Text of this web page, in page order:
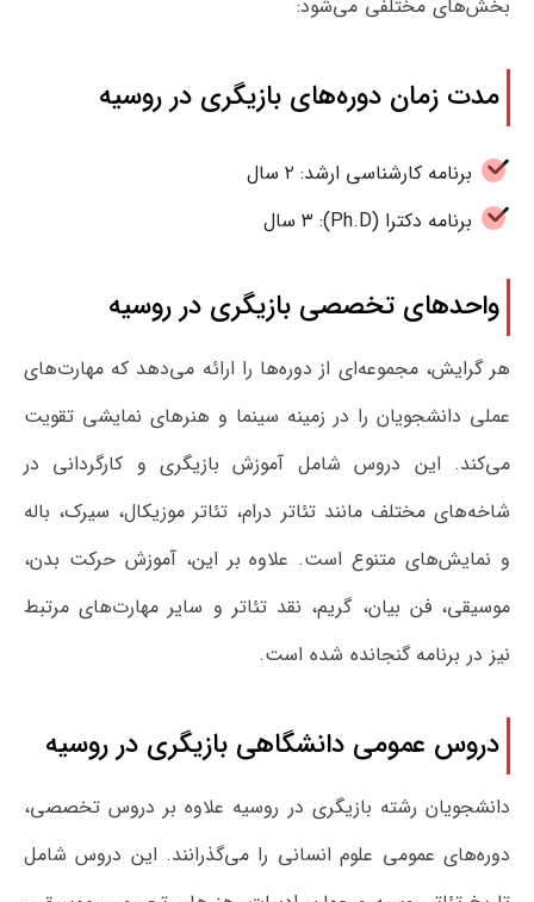
بخش‌های مختلفی می‌شود:
مدت زمان دوره‌های بازیگری در روسیه
برنامه کارشناسی ارشد: ۲ سال
برنامه دکترا (Ph.D): ۳ سال
واحدهای تخصصی بازیگری در روسیه
هر گرایش، مجموعه‌ای از دوره‌ها را ارائه می‌دهد که مهارت‌های
عملی دانشجویان را در زمینه سینما و هنرهای نمایشی تقویت
می‌کند. این دروس شامل آموزش بازیگری و کارگردانی در
شاخه‌های مختلف مانند تئاتر درام، تئاتر موزیکال، سیرک، باله
و نمایش‌های متنوع است. علاوه بر این، آموزش حرکت بدن،
موسیقی، فن بیان، گریم، نقد تئاتر و سایر مهارت‌های مرتبط
نیز در برنامه گنجانده شده است.
دروس عمومی دانشگاهی بازیگری در روسیه
دانشجویان رشته بازیگری در روسیه علاوه بر دروس تخصصی،
دوره‌های عمومی علوم انسانی را می‌گذرانند. این دروس شامل